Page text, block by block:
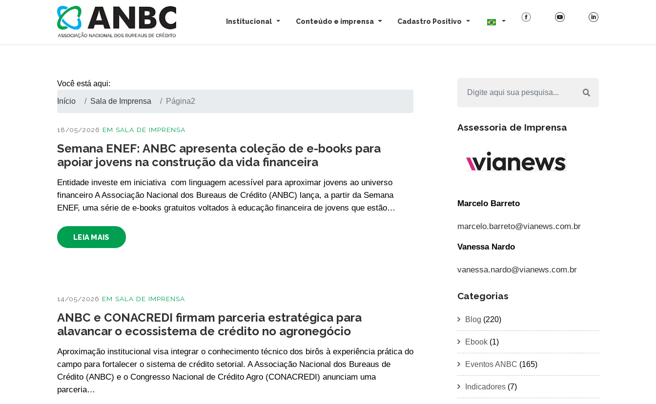
Institucional Conteúdo e imprensa Cadastro Positivo
Você está aqui:
Início Sala de Imprensa Página2
18/05/2026 EM SALA DE IMPRENSA
Semana ENEF: ANBC apresenta coleção de e-books para
apoiar jovens na construção da vida financeira
Entidade investe em iniciativa com linguagem acessível para aproximar jovens ao universo
financeiro A Associação Nacional dos Bureaus de Crédito (ANBC) lança, a partir da Semana
ENEF, uma série de e-books gratuitos voltados à educação financeira de jovens que estão…
LEIA MAIS
14/05/2026 EM SALA DE IMPRENSA
ANBC e CONACREDI firmam parceria estratégica para
alavancar o ecossistema de crédito no agronegócio
Aproximação institucional visa integrar o conhecimento técnico dos birôs à experiência prática do
campo para fortalecer o sistema de crédito setorial. A Associação Nacional dos Bureaus de
Crédito (ANBC) e o Congresso Nacional de Crédito Agro (CONACREDI) anunciam uma
parceria…
Assessoria de Imprensa
Marcelo Barreto
marcelo.barreto@vianews.com.br
Vanessa Nardo
vanessa.nardo@vianews.com.br
Categorias
Blog (220)
Ebook (1)
Eventos ANBC (165)
Indicadores (7)